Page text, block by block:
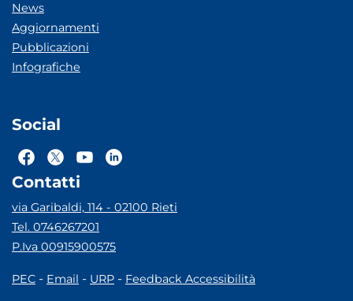
News
Aggiornamenti
Pubblicazioni
Infografiche
Social
Contatti
via Garibaldi, 114 - 02100 Rieti
Tel. 0746267201
P.Iva 00915900575
PEC - Email - URP - Feedback Accessibilità